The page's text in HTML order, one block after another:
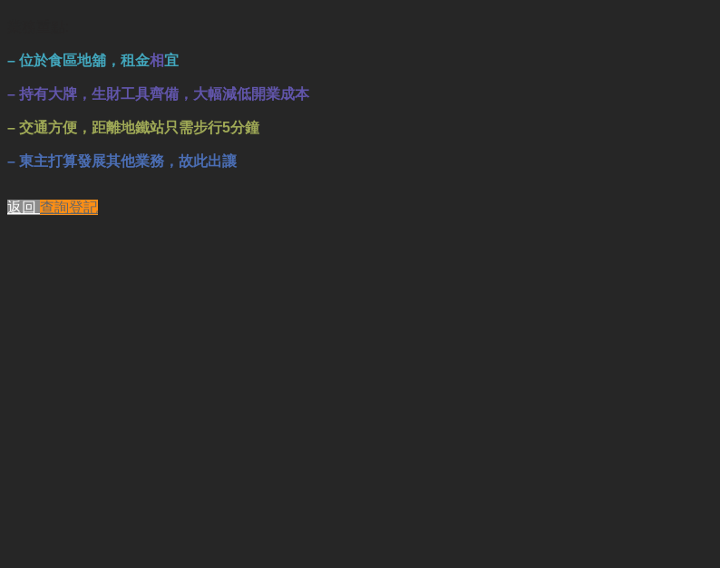
– 位於食區地舖，租金相宜
– 持有大牌，生財工具齊備， 大幅減低開業成本
– 交通方便，距離地鐵站只需步行5分鐘
– 東主打算發展其他業務，故此出讓
返回 查詢登記